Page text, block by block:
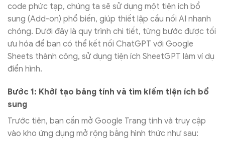
code phức tạp, chúng ta sẽ sử dụng một tiện ích bổ
sung (Add-on) phổ biến, giúp thiết lập cầu nối AI nhanh
chóng. Dưới đây là quy trình chi tiết, từng bước được tối
ưu hóa để bạn có thể kết nối ChatGPT với Google
Sheets thành công, sử dụng tiện ích SheetGPT làm ví dụ
điển hình.
Bước 1: Khởi tạo bảng tính và tìm kiếm tiện ích bổ
sung
Trước tiên, bạn cần mở Google Trang tính và truy cập
vào kho ứng dụng mở rộng bằng hình thức như sau: